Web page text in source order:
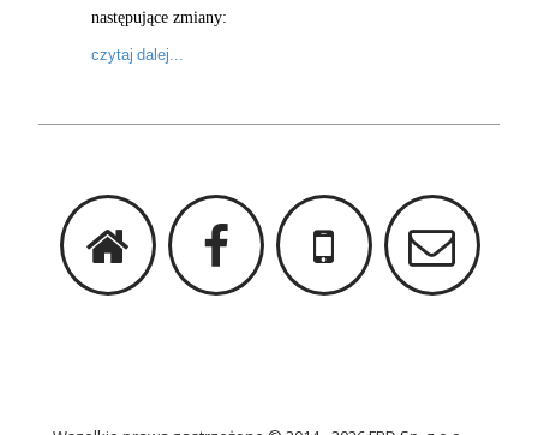
następujące zmiany:
czytaj dalej...